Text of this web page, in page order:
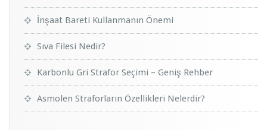
İnşaat Bareti Kullanmanın Önemi
Sıva Filesi Nedir?
Karbonlu Gri Strafor Seçimi – Geniş Rehber
Asmolen Straforların Özellikleri Nelerdir?